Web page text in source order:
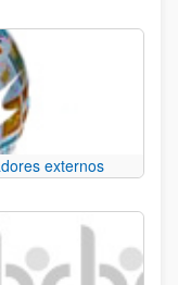
externos